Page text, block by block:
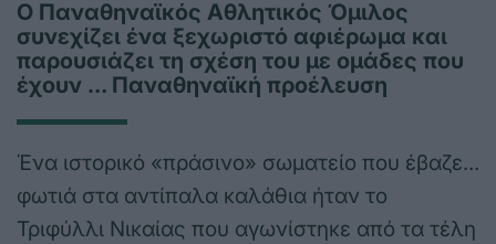
Ο Παναθηναϊκός Αθλητικός Όμιλος
συνεχίζει ένα ξεχωριστό αφιέρωμα και
παρουσιάζει τη σχέση του με ομάδες που
έχουν … Παναθηναϊκή προέλευση
Ένα ιστορικό «πράσινο» σωματείο που έβαζε…
φωτιά στα αντίπαλα καλάθια ήταν το
Τριφύλλι Νικαίας που αγωνίστηκε από τα τέλη